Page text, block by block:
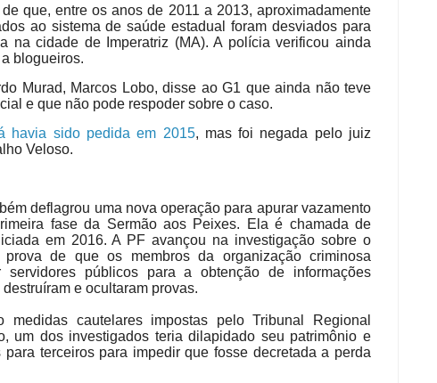
que, entre os anos de 2011 a 2013, aproximadamente
ao sistema de saúde estadual foram desviados para
na cidade de Imperatriz (MA). A polícia verificou ainda
blogueiros.
Murad, Marcos Lobo, disse ao G1 que ainda não teve
e que não pode respoder sobre o caso.
havia sido pedida em 2015, mas foi negada pelo juiz
Veloso.
deflagrou uma nova operação para apurar vazamento
fase da Sermão aos Peixes. Ela é chamada de
em 2016. A PF avançou na investigação sobre o
de que os membros da organização criminosa
servidores públicos para a obtenção de informações
e ocultaram provas.
medidas cautelares impostas pelo Tribunal Regional
um dos investigados teria dilapidado seu patrimônio e
para terceiros para impedir que fosse decretada a perda